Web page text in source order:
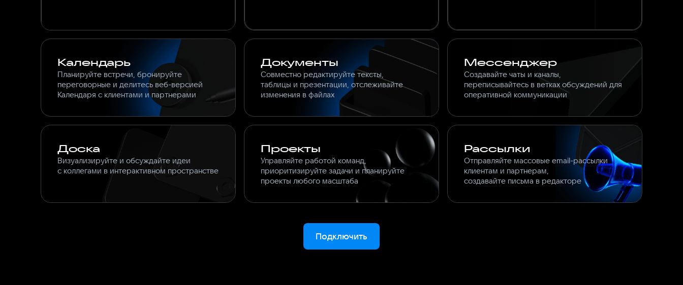
Календарь
Планируйте встречи, бронируйте
переговорные и делитесь веб-версией
Календаря с клиентами и партнерами
Документы
Совместно редактируйте тексты,
таблицы и презентации, отслеживайте
изменения в файлах
Мессенджер
Создавайте чаты и каналы,
переписывайтесь в ветках обсуждений для
оперативной коммуникации
Доска
Визуализируйте и обсуждайте идеи
с коллегами в интерактивном пространстве
Проекты
Управляйте работой команд,
приоритизируйте задачи и планируйте
проекты любого масштаба
Рассылки
Отправляйте массовые email-рассылки
клиентам и партнерам,
создавайте письма в редакторе
Подключить